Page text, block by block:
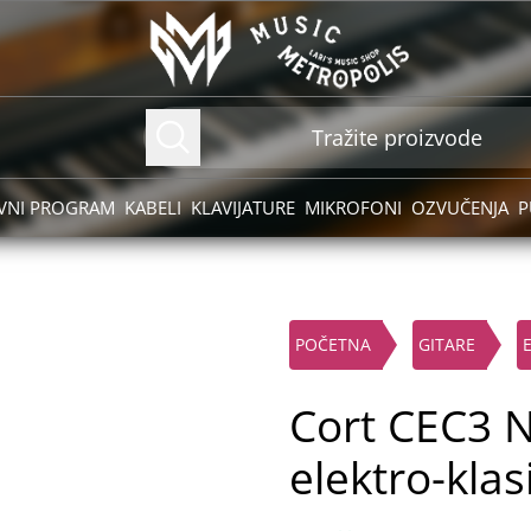
PROGRAM KABELI KLAVIJATURE MIKROFONI OZVUČENJA
POČETNA GITARE
Cort CEC3
elektro-